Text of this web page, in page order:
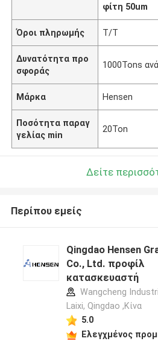
φίτη 50um
Όροι πληρωμής T/T
Δυνατότητα προ
σφοράς
1000Tons
Μάρκα Hensen
Ποσότητα παραγ
γελίας min
20Ton
Δείτε
Περίπου εμείς
Qingdao Hensen
Co., Ltd. προφίλ
κατασκευαστή
Wangcheng
Laixi, Qingdao ,Κίνα
5.0
Ελεγχμένος